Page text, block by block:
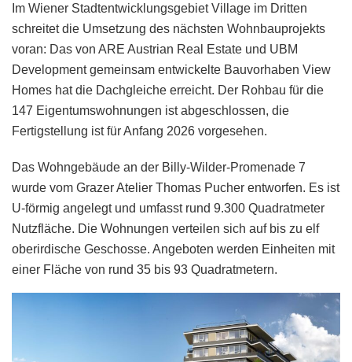
Im Wiener Stadtentwicklungsgebiet Village im Dritten
schreitet die Umsetzung des nächsten Wohnbauprojekts
voran: Das von ARE Austrian Real Estate und UBM
Development gemeinsam entwickelte Bauvorhaben View
Homes hat die Dachgleiche erreicht. Der Rohbau für die
147 Eigentumswohnungen ist abgeschlossen, die
Fertigstellung ist für Anfang 2026 vorgesehen.
Das Wohngebäude an der Billy-Wilder-Promenade 7
wurde vom Grazer Atelier Thomas Pucher entworfen. Es ist
U-förmig angelegt und umfasst rund 9.300 Quadratmeter
Nutzfläche. Die Wohnungen verteilen sich auf bis zu elf
oberirdische Geschosse. Angeboten werden Einheiten mit
einer Fläche von rund 35 bis 93 Quadratmetern.